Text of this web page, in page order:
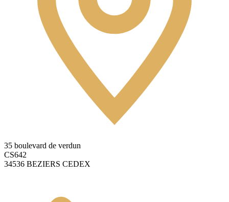
35 boulevard de verdun
CS642
34536 BEZIERS CEDEX